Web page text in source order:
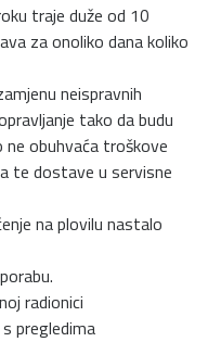
traje duže od 10
za onoliko dana koliko
neispravnih
tako da budu
ne obuhvaća troškove
te dostave u servisne
na plovilu nastalo
radionici
pregledima